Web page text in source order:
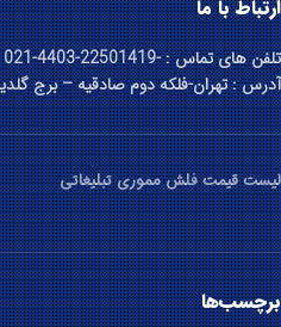
ارتباط با ما
تلفن های تماس : -22501419-4403-021
آدرس : تهران-فلکه دوم صادقیه – برج گلدیس – ط
لیست قیمت فلش مموری تبلیغاتی
برچسب‌ها